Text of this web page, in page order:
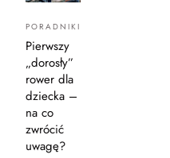
PORADNIKI
Pierwszy
„dorosły”
rower dla
dziecka –
na co
zwrócić
uwagę?